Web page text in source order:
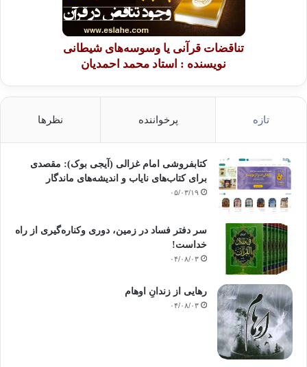
تناقضات قرآنی یا وسوسه‌های شیطانی
نویسنده : استاد محمد احمدیان
تازه پرخواننده نظرها
کتابفروشی امام غزالی (آیجی بوک): مقصدی
برای کتاب‌های نایاب و اندیشه‌های ماندگار
۰۵/۰۳/۱۹
سر دفتر فساد در زمین‌، دوری وکناره‌گیری از راه
خداست‌!
۰۴/۰۸/۰۳
رهایی از زندانِ اوهام
۰۴/۰۸/۰۳